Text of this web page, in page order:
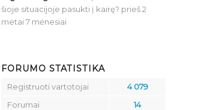
šioje situacijoje pasukti į kairę? prieš 2
metai 7 mėnesiai
FORUMO STATISTIKA
Registruoti vartotojai
4 079
Forumai
14